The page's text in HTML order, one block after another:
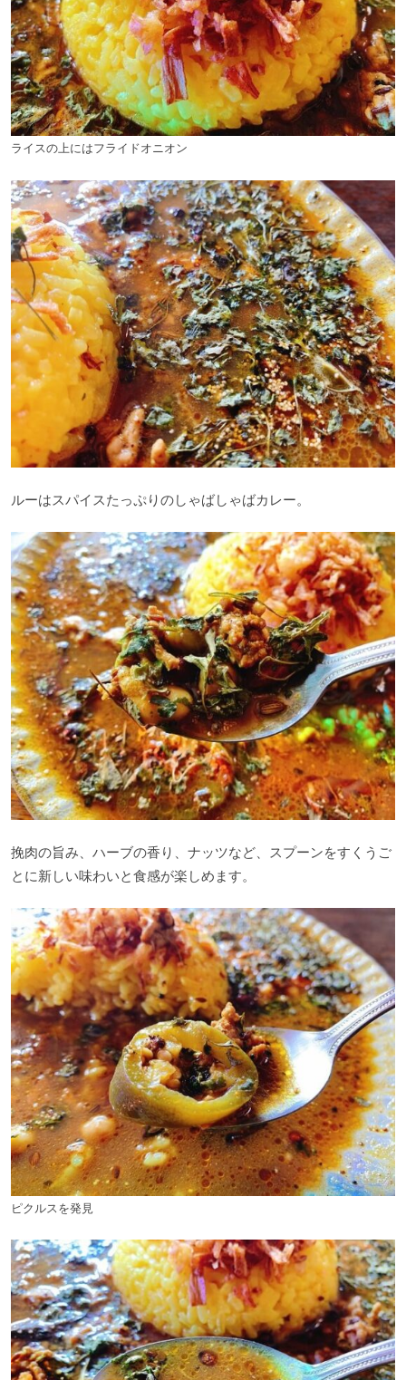
ライスの上にはフライドオニオン
ルーはスパイスたっぷりのしゃばしゃばカレー。
挽肉の旨み、ハーブの香り、ナッツなど、スプーンをすくうご
とに新しい味わいと食感が楽しめます。
ピクルスを発見